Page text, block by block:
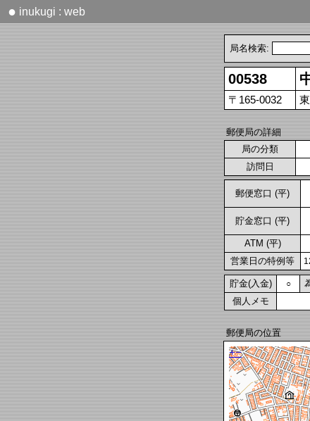
● inukugi : web
局名検索:
00538
〒165-0032
郵便局の詳細
局の分類
訪問日
郵便窓口 (平)
貯金窓口 (平)
ATM (平)
営業日の特例等
貯金(入金) ○
個人メモ
郵便局の位置